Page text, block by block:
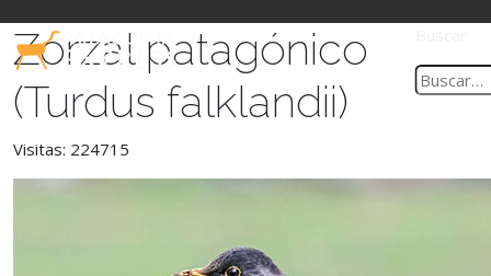
Zorzal patagónico
(Turdus falklandii)
Visitas: 224715